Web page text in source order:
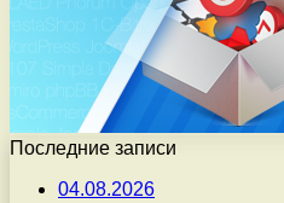
Последние записи
04.08.2026